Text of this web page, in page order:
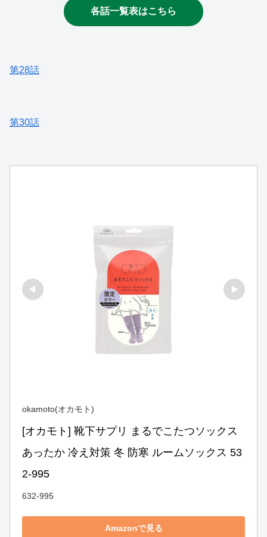
各話一覧表はこちら
第28話
第30話
okamoto(オカモト)
[オカモト] 靴下サプリ まるでこたつソックス
あったか 冷え対策 冬 防寒 ルームソックス 53
2-995
632-995
Amazonで見る